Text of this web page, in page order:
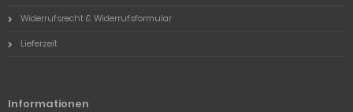
Widerrufsrecht & Widerrufsformular
Lieferzeit
Informationen